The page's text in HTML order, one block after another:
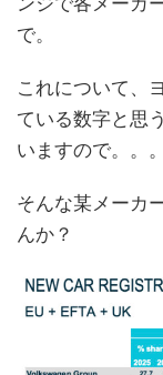
で。
これについて、
ている数字と思
いますので。。。
そんな某メーカ
んか？